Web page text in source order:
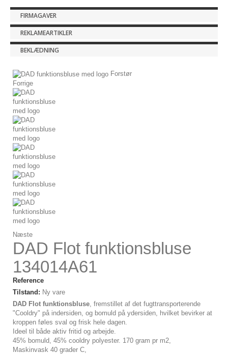
FIRMAGAVER
REKLAMEARTIKLER
BEKLÆDNING
Forstør
Forrige
Næste
DAD Flot funktionsbluse
134014A61
Reference
Tilstand: Ny vare
DAD Flot funktionsbluse , fremstillet af det fugttransporterende
"Cooldry" på indersiden, og bomuld på ydersiden, hvilket bevirker at
kroppen føles sval og frisk hele dagen.
Ideel til både aktiv fritid og arbejde.
45% bomuld, 45% cooldry polyester. 170 gram pr m2,
Maskinvask 40 grader C,